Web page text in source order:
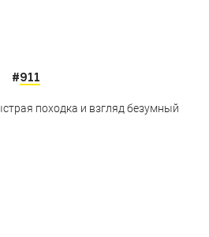
#911
походка и взгляд безумный